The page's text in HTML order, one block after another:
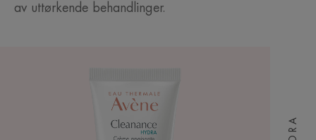
av uttørkende behandlinger.